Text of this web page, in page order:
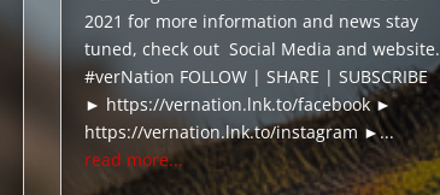
2021 for more information and news stay
tuned, check out Social Media and website.
#verNation FOLLOW | SHARE | SUBSCRIBE
► https://vernation.lnk.to/facebook ►
https://vernation.lnk.to/instagram ►...
read more...